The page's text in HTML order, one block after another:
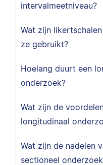
intervalmeetniveau?
Wat zijn
ze gebruikt?
Hoelang duurt een
onderzoek?
Wat zijn de
longitudinaal
Wat zijn de nadelen
sectioneel